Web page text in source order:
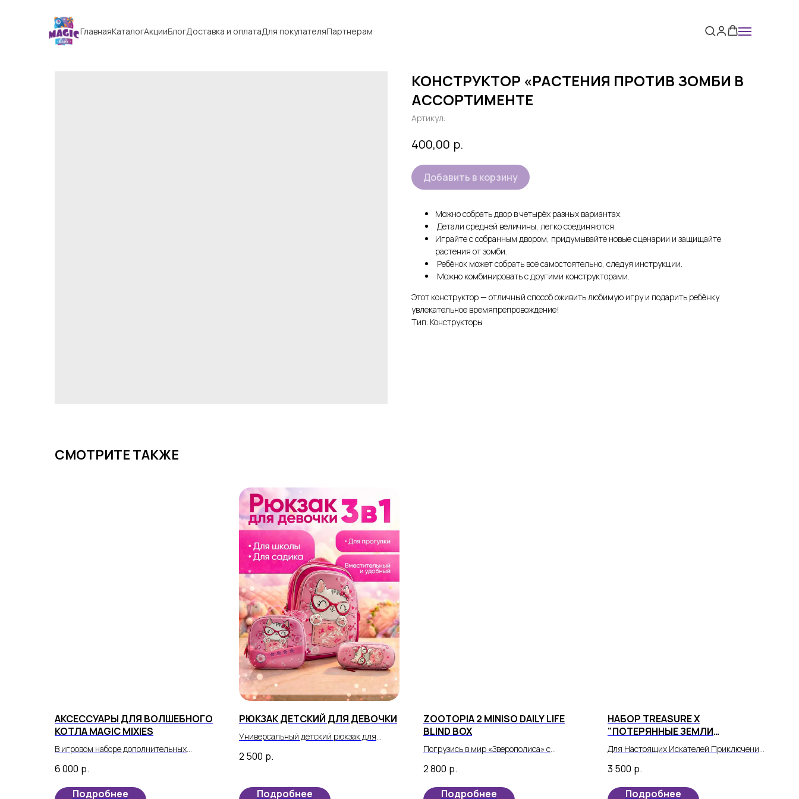
ГлавнаяКаталогАкцииБлогДоставка и оплатаДля покупателяПартнерам
КОНСТРУКТОР «РАСТЕНИЯ ПРОТИВ ЗОМБИ В
АССОРТИМЕНТЕ
Артикул:
400,00 р.
Добавить в корзину
Можно собрать двор в четырёх разных вариантах.
Детали средней величины, легко соединяются.
Играйте с собранным двором, придумывайте новые сценарии и защищайте
растения от зомби.
Ребёнок может собрать всё самостоятельно, следуя инструкции.
Можно комбинировать с другими конструкторами.
Этот конструктор — отличный способ оживить любимую игру и подарить ребёнку
увлекательное времяпрепровождение!
Тип: Конструкторы
СМОТРИТЕ ТАКЖЕ
АКСЕССУАРЫ ДЛЯ ВОЛШЕБНОГО
КОТЛА MAGIC MIXIES
В игровом наборе дополнительных
заклинания»: 12 ингредиентов,
инструкции, пузырек с жидкостью для
6 000 р.
Подробнее
РЮКЗАК ДЕТСКИЙ ДЛЯ ДЕВОЧКИ
Универсальный детский рюкзак для
приобретением, которое идеально
2 500 р.
Подробнее
ZOOTOPIA 2 MINISO DAILY LIFE
BLIND BOX
Погрузись в мир «Зверополиса» с
Life! Каждый сюрприз — это шанс
встретить одного из любимых персонажей
2 800 р.
Подробнее
НАБОР TREASURE X
"ПОТЕРЯННЫЕ ЗЕМЛИ
"КОРОЛЕВСТВО ДРАКОНА"
Для Настоящих Искателей Приключений
"Королевство Дракона".
3 500 р.
Подробнее